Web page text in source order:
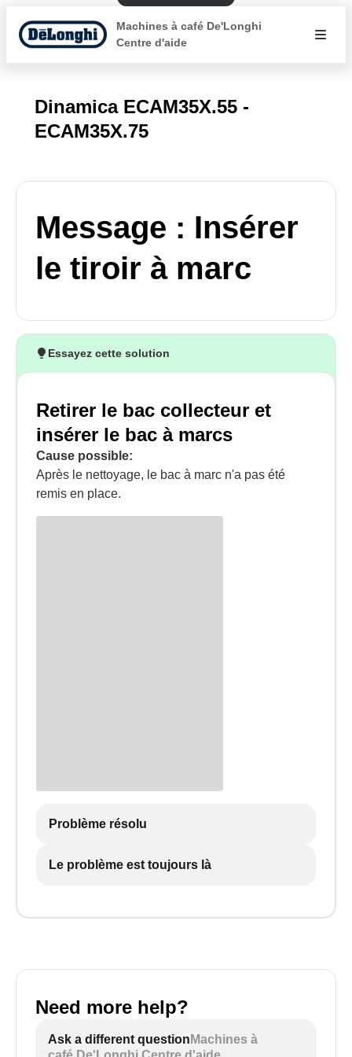
Machines à café De'Longhi
Centre d'aide
Dinamica ECAM35X.55 -
ECAM35X.75
Message : Insérer
le tiroir à marc
Essayez cette solution
Retirer le bac collecteur et
insérer le bac à marcs
Cause possible:
Après le nettoyage, le bac à marc n'a pas été
remis en place.
Problème résolu
Le problème est toujours là
Need more help?
Ask a different question Machines à